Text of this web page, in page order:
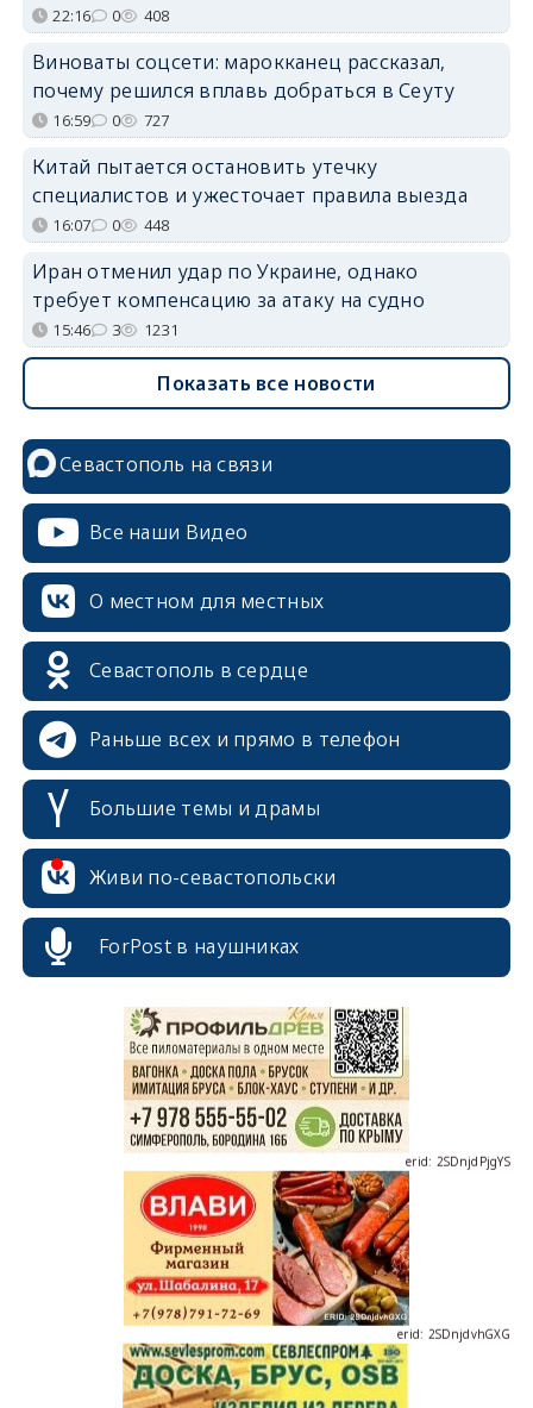
22:16 0 408
Виноваты соцсети: марокканец рассказал,
почему решился вплавь добраться в Сеуту
16:59 0 727
Китай пытается остановить утечку
специалистов и ужесточает правила выезда
16:07 0 448
Иран отменил удар по Украине, однако
требует компенсацию за атаку на судно
15:46 3 1231
Показать все новости
Севастополь на связи
Все наши Видео
О местном для местных
Севастополь в сердце
Раньше всех и прямо в телефон
Большие темы и драмы
Живи по-севастопольски
ForPost в наушниках
erid: 2SDnjcrDNw6
erid: 2SDnjdPjgYS
erid: 2SDnjdvhGXG